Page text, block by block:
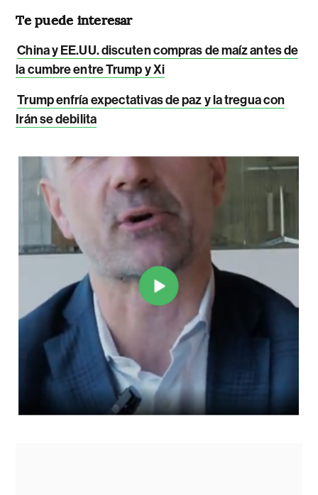
Te puede interesar
China y EE.UU. discuten compras de maíz antes de
la cumbre entre Trump y Xi
Trump enfría expectativas de paz y la tregua con
Irán se debilita